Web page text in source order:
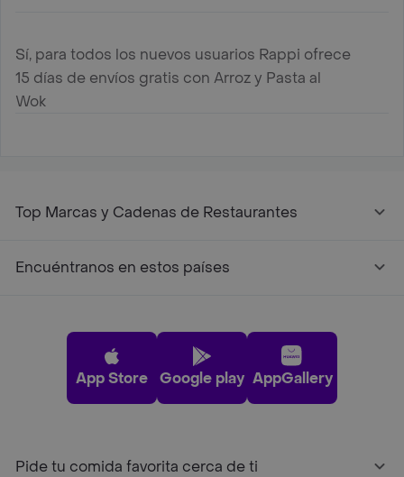
Sí, para todos los nuevos usuarios Rappi ofrece
15 días de envíos gratis con Arroz y Pasta al
Wok
Top Marcas y Cadenas de Restaurantes
Encuéntranos en estos países
App Store Google play AppGallery
Pide tu comida favorita cerca de ti